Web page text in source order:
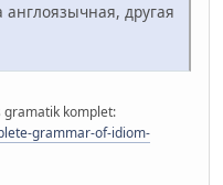
другая
gramatik komplet:
grammar-of-idiom-